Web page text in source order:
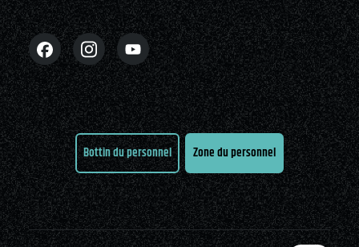
Bottin du personnel Zone du personnel